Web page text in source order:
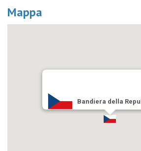
Mappa
Bandiera della